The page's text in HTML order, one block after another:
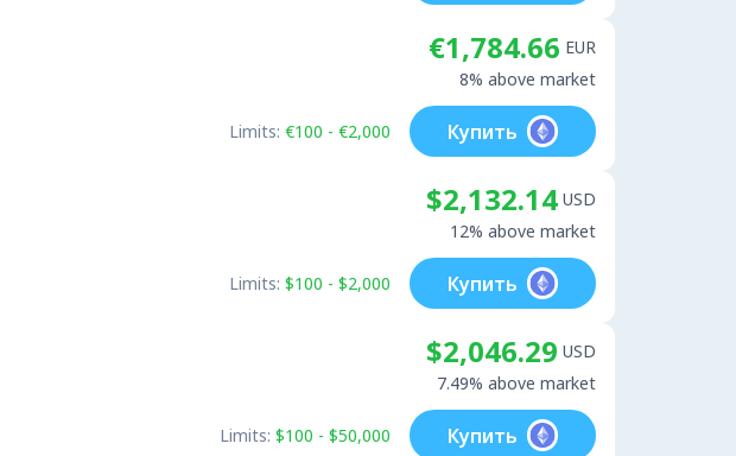
€1,784.66 EUR
8% above market
Limits: €100 - €2,000 Купить
$2,132.14 USD
12% above market
Limits: $100 - $2,000 Купить
$2,046.29 USD
7.49% above market
Limits: $100 - $50,000 Купить